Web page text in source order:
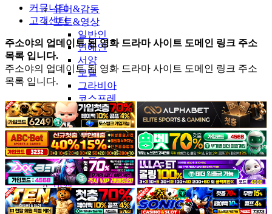
유머&감동
포토&영상
일반인
연예인
서양
모델
그라비아
코스프레
BJ
품번
후방주의
움짤
스포츠
기타
야썰
고객센터
커뮤니티
고객센터
주소야의 업데이트 된 영화 드라마 사이트 도메인 링크 주소
목록 입니다.
주소야의 업데이트 된 영화 드라마 사이트 도메인 링크 주소
목록 입니다.